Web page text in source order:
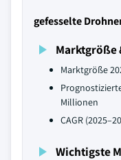
gefesselte
Marktgröße
Marktgröße
Millionen
CAGR
Wichtigste